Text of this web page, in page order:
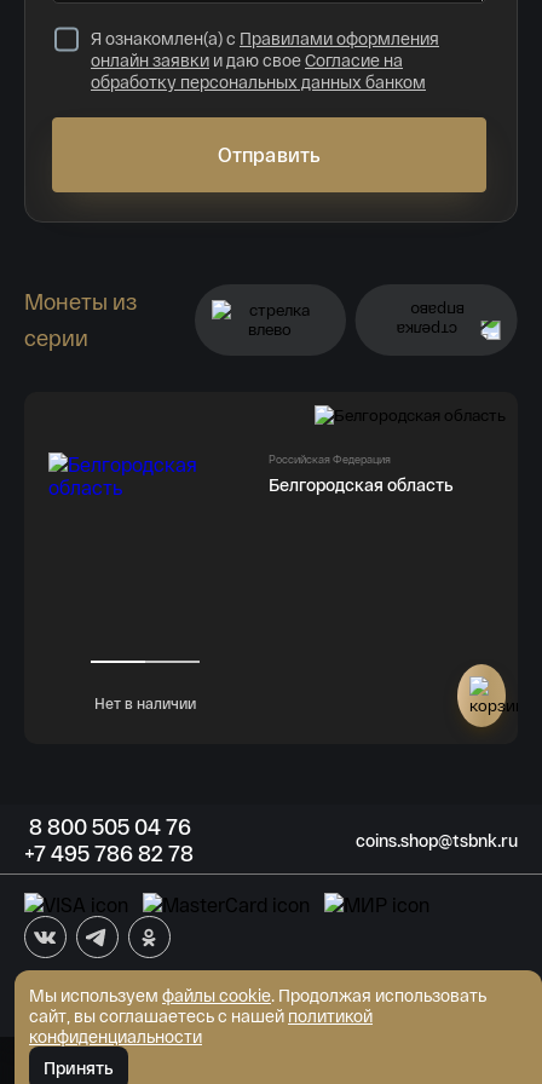
Я ознакомлен(а) с Правилами оформления
онлайн заявки и даю своеСогласие на
обработку персональных данных банком
Отправить
Монеты из
серии
Нет в наличии
Российская Федерация
Белгородская область
8800 50504 76
+7495 78682 78 coins.shop@tsbnk.ru
АКБ "Трансстройбанк" (АО)
Генеральная лицензия ЦБ РФ №2807 от 02.06.2015
© Интернет-магазин монет 2026
Развитие сайта - MediaMint
Мы используем файлы cookie. Продолжая использовать
сайт, вы соглашаетесь с нашей политикой
конфиденциальности
Принять